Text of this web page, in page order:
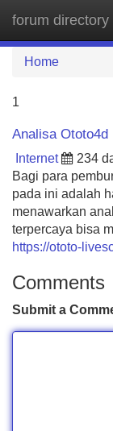
forum directory
Home
1
Analisa Ototo4d
Internet 234
Bagi para
pada ini adalah
menawarkan
terpercaya bisa
https://ototo-
Comments
Submit a